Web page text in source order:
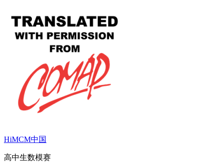
HiMCM中国
高中生数模赛